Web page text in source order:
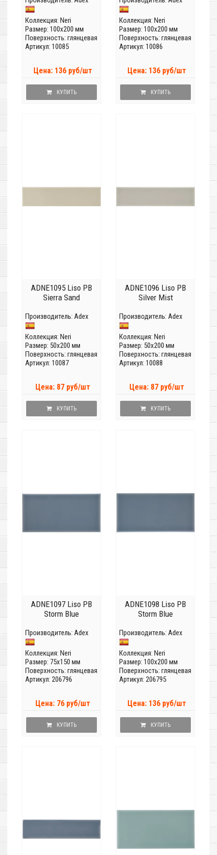
Коллекция: Neri
Размер: 100x200 мм
Поверхность: глянцевая
Артикул: 10085
Цена: 136 руб/шт
КУПИТЬ
Коллекция: Neri
Размер: 100x200 мм
Поверхность: глянцевая
Артикул: 10086
Цена: 136 руб/шт
КУПИТЬ
ADNE1095 Liso PB
Sierra Sand
Производитель: Adex
Коллекция: Neri
Размер: 50x200 мм
Поверхность: глянцевая
Артикул: 10087
Цена: 87 руб/шт
КУПИТЬ
ADNE1096 Liso PB
Silver Mist
Производитель: Adex
Коллекция: Neri
Размер: 50x200 мм
Поверхность: глянцевая
Артикул: 10088
Цена: 87 руб/шт
КУПИТЬ
ADNE1097 Liso PB
Storm Blue
Производитель: Adex
Коллекция: Neri
Размер: 75x150 мм
Поверхность: глянцевая
Артикул: 206796
Цена: 76 руб/шт
КУПИТЬ
ADNE1098 Liso PB
Storm Blue
Производитель: Adex
Коллекция: Neri
Размер: 100x200 мм
Поверхность: глянцевая
Артикул: 206795
Цена: 136 руб/шт
КУПИТЬ